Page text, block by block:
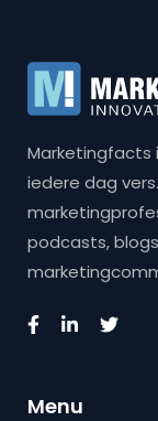
Marketingfacts
iedere dag
podcasts,
Menu